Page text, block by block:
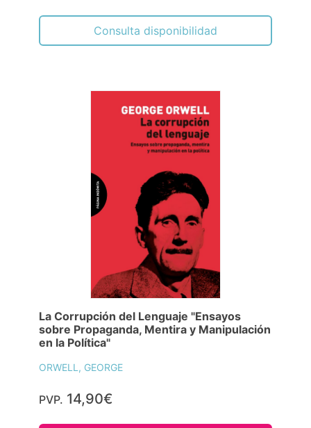
Consulta disponibilidad
La Corrupción del Lenguaje "Ensayos
sobre Propaganda, Mentira y Manipulación
en la Política"
ORWELL, GEORGE
PVP. 14,90€